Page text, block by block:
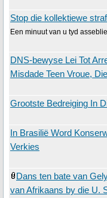
Stop die kollektiewe
Een minuut van u tyd
DNS-bewyse Lei Tot
Misdade Teen Vroue,
Grootste Bedreiging In
In Brasilië Word
Verkies
Dans ten bate van
van Afrikaans by die U.